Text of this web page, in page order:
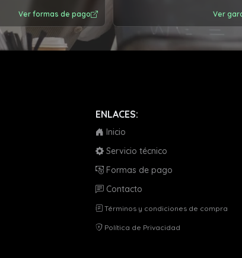
Ver formas de pago Ver
ENLACES:
Inicio
Servicio técnico
Formas de pago
Contacto
Términos y condiciones de compra
Política de Privacidad